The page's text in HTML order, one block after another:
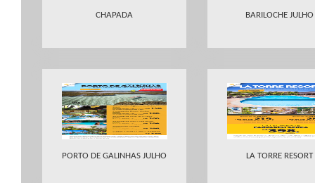
CHAPADA BARILOCHE JULHO
PORTO DE GALINHAS JULHO LA TORRE RESORT